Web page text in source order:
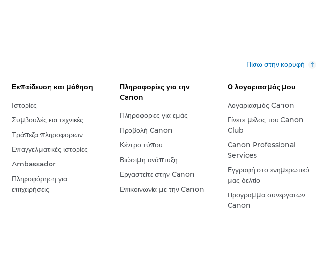
Πίσω στην κορυφή
Εκπαίδευση και μάθηση
Ιστορίες
Συμβουλές και τεχνικές
Τράπεζα πληροφοριών
Επαγγελματικές ιστορίες
Ambassador
Πληροφόρηση για
επιχειρήσεις
Πληροφορίες για την
Canon
Πληροφορίες για εμάς
Προβολή Canon
Κέντρο τύπου
Βιώσιμη ανάπτυξη
Εργαστείτε στην Canon
Επικοινωνία με την Canon
Ο λογαριασμός μου
Λογαριασμός Canon
Γίνετε μέλος του Canon
Club
Canon Professional
Services
Εγγραφή στο ενημερωτικό
μας δελτίο
Πρόγραμμα συνεργατών
Canon